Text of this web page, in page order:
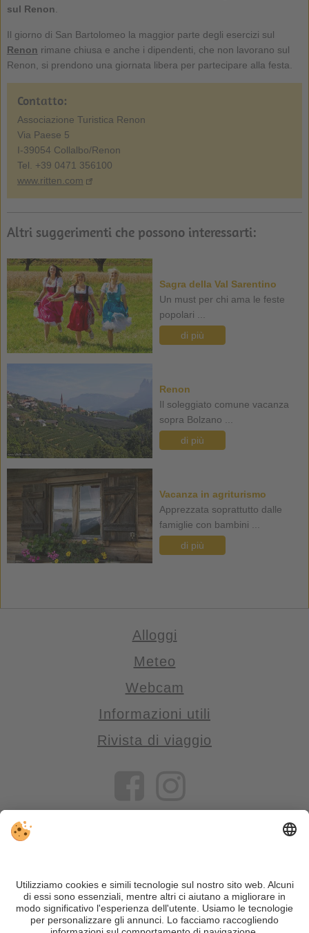
sul Renon
Il giorno di San Bartolomeo la maggior parte degli esercizi sul
Renon rimane chiusa e anche i dipendenti, che non lavorano sul
Renon, si prendono una giornata libera per partecipare alla festa.
Contatto:
Associazione Turistica Renon
Via Paese 5
I-39054 Collalbo/Renon
Tel. +39 0471 356100
www.ritten.com
Altri suggerimenti che possono interessarti:
Sagra della Val Sarentino
Un must per chi ama le feste
popolari ...
di più
Renon
Il soleggiato comune vacanza
sopra Bolzano ...
di più
Vacanza in agriturismo
Apprezzata soprattutto dalle
famiglie con bambini ...
di più
Alloggi
Meteo
Webcam
Informazioni utili
Rivista di viaggio
VIVOSüdtirol è il portale di viaggio per chi desidera vivere il
Trentino Alto Adige davvero – con consigli autentici, alloggi e
offerte su misura.